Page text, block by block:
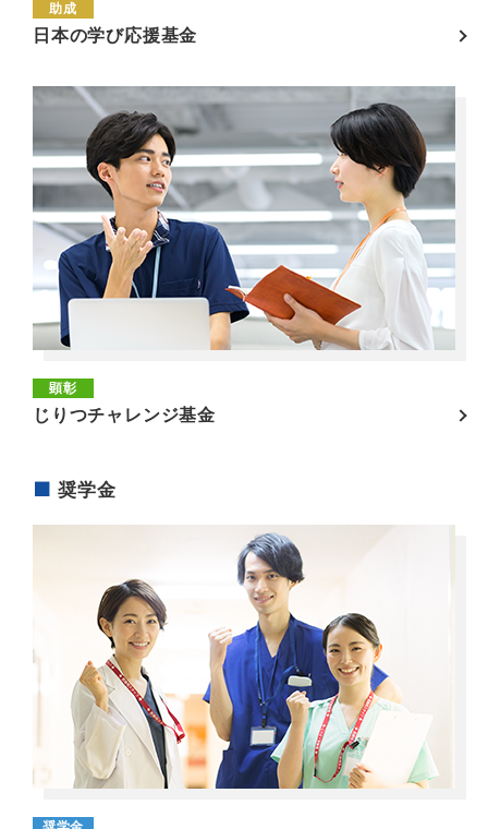
助成
日本の学び応援基金
顕彰
じりつチャレンジ基金
奨学金